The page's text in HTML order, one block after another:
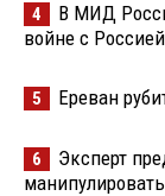
4
В МИД
войне с Россией
5 Ереван
6
Эксперт